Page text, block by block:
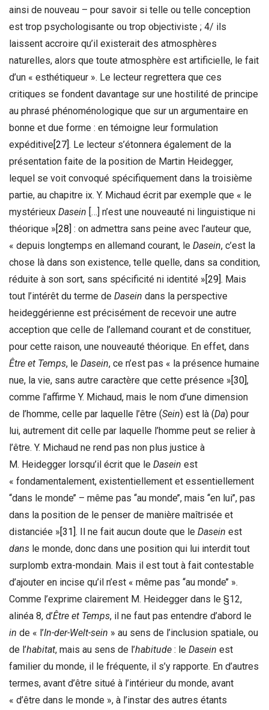
ainsi de nouveau – pour savoir si telle ou telle conception
est trop psychologisante ou trop objectiviste ; 4/ ils
laissent accroire qu’il existerait des atmosphères
naturelles, alors que toute atmosphère est artificielle, le fait
d’un « esthétiqueur ». Le lecteur regrettera que ces
critiques se fondent davantage sur une hostilité de principe
au phrasé phénoménologique que sur un argumentaire en
bonne et due forme : en témoigne leur formulation
expéditive[27]. Le lecteur s’étonnera également de la
présentation faite de la position de Martin Heidegger,
lequel se voit convoqué spécifiquement dans la troisième
partie, au chapitre ix. Y. Michaud écrit par exemple que « le
mystérieux Dasein […] n’est une nouveauté ni linguistique ni
théorique »[28] : on admettra sans peine avec l’auteur que,
« depuis longtemps en allemand courant, le Dasein, c’est la
chose là dans son existence, telle quelle, dans sa condition,
réduite à son sort, sans spécificité ni identité »[29]. Mais
tout l’intérêt du terme de Dasein dans la perspective
heideggérienne est précisément de recevoir une autre
acception que celle de l’allemand courant et de constituer,
pour cette raison, une nouveauté théorique. En effet, dans
Être et Temps, le Dasein, ce n’est pas « la présence humaine
nue, la vie, sans autre caractère que cette présence »[30],
comme l’affirme Y. Michaud, mais le nom d’une dimension
de l’homme, celle par laquelle l’être (Sein) est là (Da) pour
lui, autrement dit celle par laquelle l’homme peut se relier à
l’être. Y. Michaud ne rend pas non plus justice à
M. Heidegger lorsqu’il écrit que le Dasein est
« fondamentalement, existentiellement et essentiellement
‘‘dans le monde’’ – même pas ‘‘au monde’’, mais ‘‘en lui’’, pas
dans la position de le penser de manière maîtrisée et
distanciée »[31]. Il ne fait aucun doute que le Dasein est
dans le monde, donc dans une position qui lui interdit tout
surplomb extra-mondain. Mais il est tout à fait contestable
d’ajouter en incise qu’il n’est « même pas ‘‘au monde’’ ».
Comme l’exprime clairement M. Heidegger dans le §12,
alinéa 8, d’Être et Temps, il ne faut pas entendre d’abord le
in de « l’In-der-Welt-sein » au sens de l’inclusion spatiale, ou
de l’habitat, mais au sens de l’habitude : le Dasein est
familier du monde, il le fréquente, il s’y rapporte. En d’autres
termes, avant d’être situé à l’intérieur du monde, avant
« d’être dans le monde », à l’instar des autres étants